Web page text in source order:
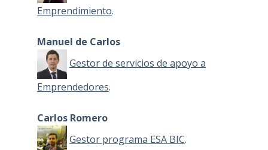
Emprendimiento.
Manuel de Carlos
Gestor de servicios de apoyo a
Emprendedores.
Carlos Romero
Gestor programa ESA BIC.